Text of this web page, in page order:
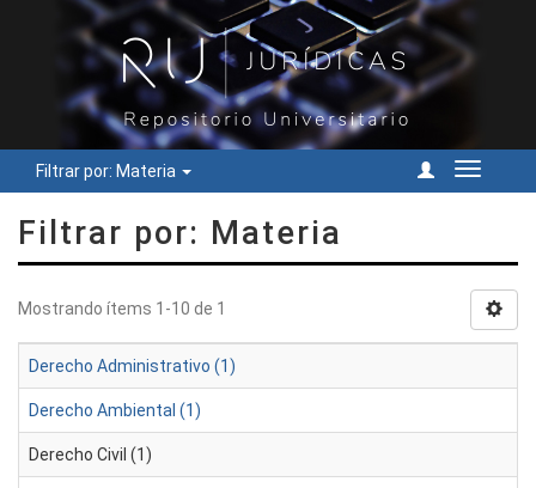
Filtrar por: Materia
Cambiar
Filtrar por: Materia
Mostrando ítems 1-10 de 1
Derecho Administrativo (1)
Derecho Ambiental (1)
Derecho Civil (1)